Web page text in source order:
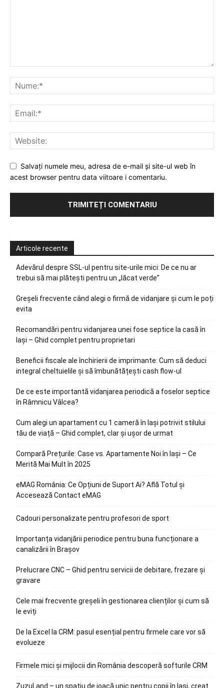
Salvați numele meu, adresa de e-mail și site-ul web în
acest browser pentru data viitoare i comentariu.
Articole recente
Adevărul despre SSL-ul pentru site-urile mici: De ce nu ar
trebui să mai plătești pentru un „lăcat verde”
Greșeli frecvente când alegi o firmă de vidanjare și cum le poți
evita
Recomandări pentru vidanjarea unei fose septice la casă în
Iași – Ghid complet pentru proprietari
Beneficii fiscale ale închirierii de imprimante: Cum să deduci
integral cheltuielile și să îmbunătățești cash flow-ul
De ce este importantă vidanjarea periodică a foselor septice
în Râmnicu Vâlcea?
Cum alegi un apartament cu 1 cameră în Iași potrivit stilului
tău de viață – Ghid complet, clar și ușor de urmat
Compară Prețurile: Case vs. Apartamente Noi în Iași – Ce
Merită Mai Mult în 2025
eMAG România: Ce Opțiuni de Suport Ai? Află Totul și
Accesează Contact eMAG
Cadouri personalizate pentru profesori de sport
Importanța vidanjării periodice pentru buna funcționare a
canalizării în Brașov
Prelucrare CNC – Ghid pentru servicii de debitare, frezare și
gravare
Cele mai frecvente greșeli în gestionarea clienților și cum să
le eviți
De la Excel la CRM: pasul esențial pentru firmele care vor să
evolueze
Firmele mici și mijlocii din România descoperă softurile CRM
ZuzuLand – un spațiu de joacă unic pentru copii în Iași, creat